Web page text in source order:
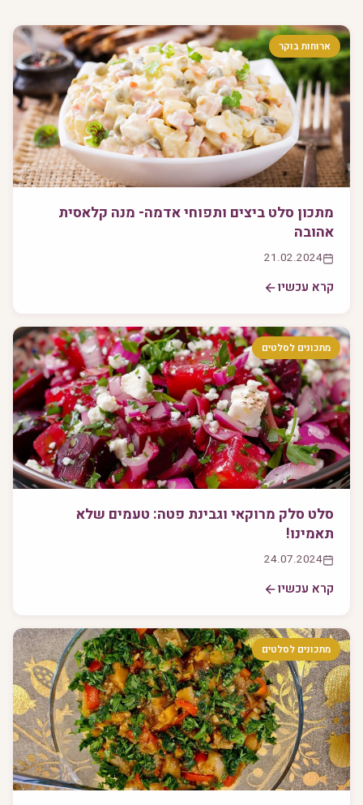
ארוחות בוקר
מתכון סלט ביצים ותפוחי אדמה- מנה קלאסית
אהובה
21.02.2024
קרא עכשיו
מתכונים לסלטים
סלט סלק מרוקאי וגבינת פטה: טעמים שלא
תאמינו!
24.07.2024
קרא עכשיו
מתכונים לסלטים